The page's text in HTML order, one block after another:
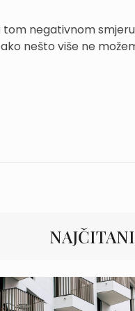
negativnom
nešto više ne